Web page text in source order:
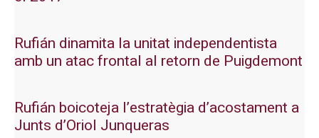
Rufián dinamita la unitat independentista
amb un atac frontal al retorn de Puigdemont
Rufián boicoteja l’estratègia d’acostament a
Junts d’Oriol Junqueras